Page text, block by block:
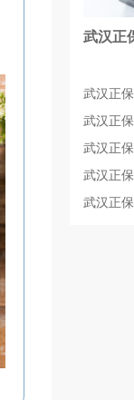
武汉正
武汉正
武汉正
武汉正
武汉正